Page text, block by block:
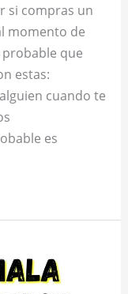
si compras un
momento de
que
estas:
cuando te
es